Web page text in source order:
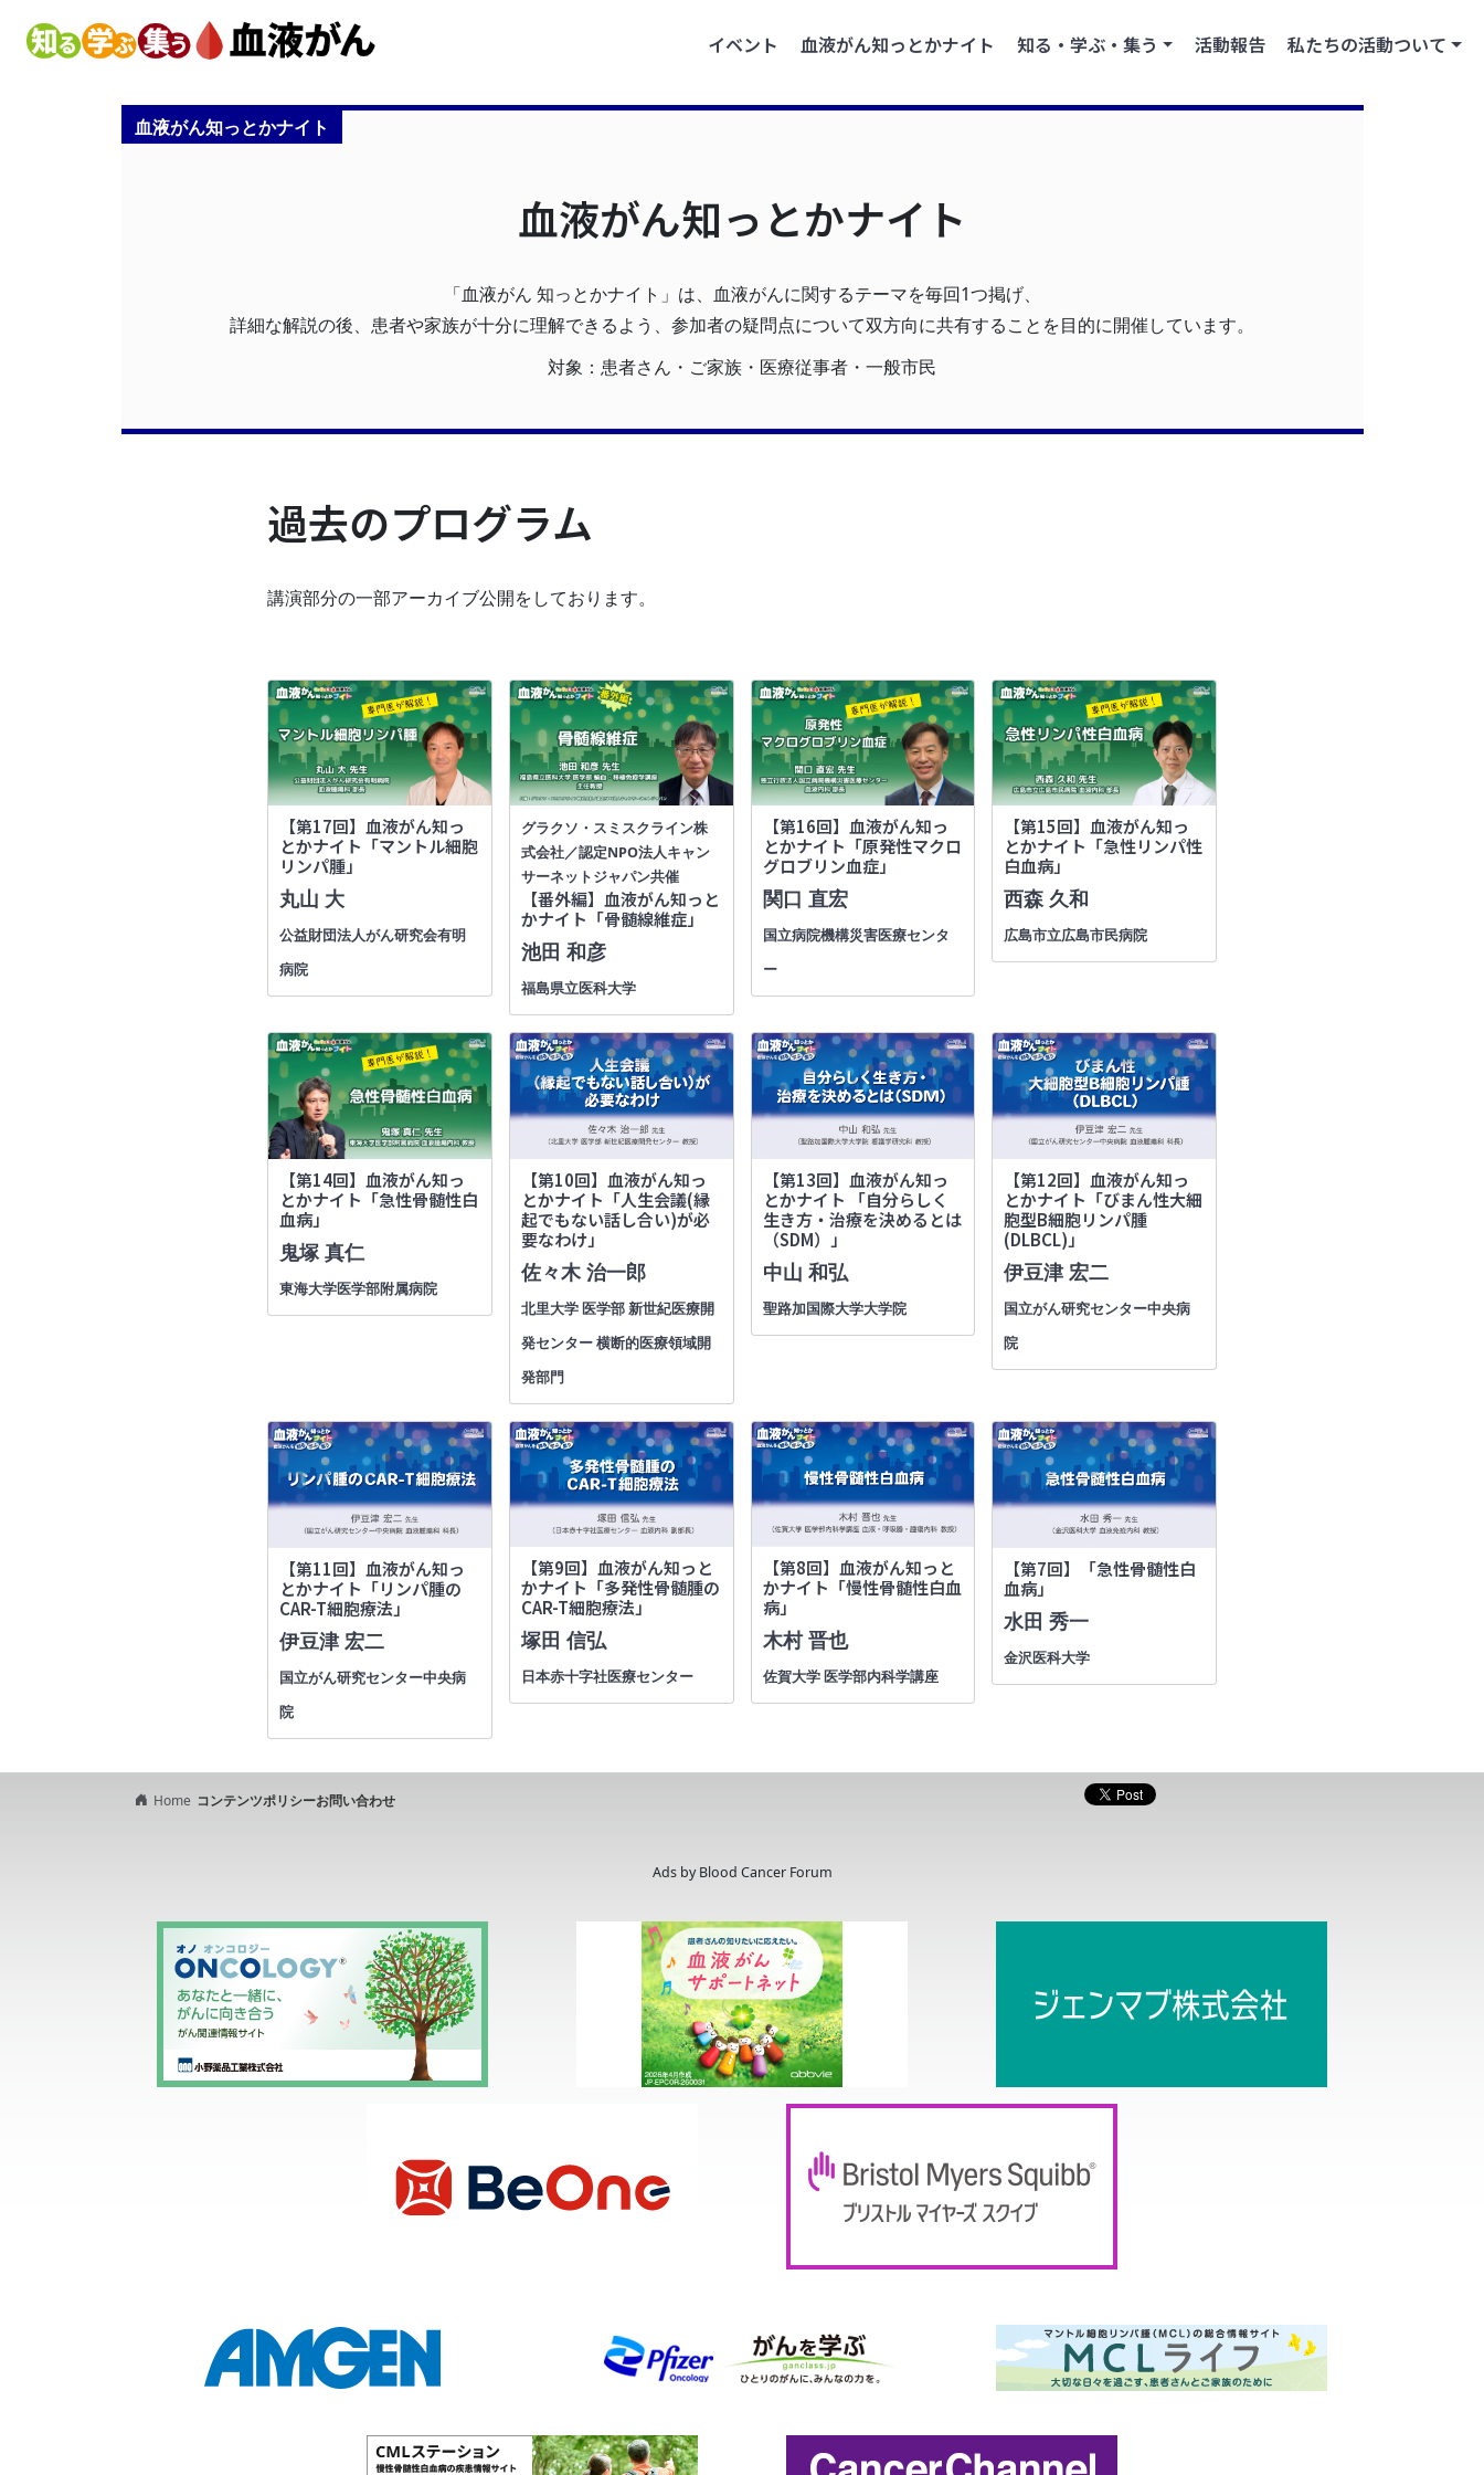
イベント 血液がん知っとかナイト 知る・学ぶ・集う 活動報告 私たちの活動ついて
血液がん知っとかナイト
血液がん知っとかナイト
「血液がん 知っとかナイト」は、血液がんに関するテーマを毎回1つ掲げ、
詳細な解説の後、患者や家族が十分に理解できるよう、参加者の疑問点について双方向に共有することを目的に開催しています。
対象：患者さん・ご家族・医療従事者・一般市民
過去のプログラム
講演部分の一部アーカイブ公開をしております。
【第17回】血液がん知っ
とかナイト「マントル細胞
リンパ腫」
丸山 大
公益財団法人がん研究会有明
病院
グラクソ・スミスクライン株
式会社／認定NPO法人キャン
サーネットジャパン共催
【番外編】血液がん知っと
かナイト「骨髄線維症」
池田 和彦
福島県立医科大学
【第16回】血液がん知っ
とかナイト「原発性マクロ
グロブリン血症」
関口 直宏
国立病院機構災害医療センタ
ー
【第15回】血液がん知っ
とかナイト「急性リンパ性
白血病」
西森 久和
広島市立広島市民病院
【第14回】血液がん知っ
とかナイト「急性骨髄性白
血病」
鬼塚 真仁
東海大学医学部附属病院
【第10回】血液がん知っ
とかナイト「人生会議(縁
起でもない話し合い)が必
要なわけ」
佐々木 治一郎
北里大学 医学部 新世紀医療開
発センター 横断的医療領域開
発部門
【第13回】血液がん知っ
とかナイト 「自分らしく
生き方・治療を決めるとは
（SDM）」
中山 和弘
聖路加国際大学大学院
【第12回】血液がん知っ
とかナイト「びまん性大細
胞型B細胞リンパ腫
(DLBCL)」
伊豆津 宏二
国立がん研究センター中央病
院
【第11回】血液がん知っ
とかナイト「リンパ腫の
CAR-T細胞療法」
伊豆津 宏二
国立がん研究センター中央病
院
【第9回】血液がん知っと
かナイト「多発性骨髄腫の
CAR-T細胞療法」
塚田 信弘
日本赤十字社医療センター
【第8回】血液がん知っと
かナイト「慢性骨髄性白血
病」
木村 晋也
佐賀大学 医学部内科学講座
【第7回】「急性骨髄性白
血病」
水田 秀一
金沢医科大学
Home コンテンツポリシーお問い合わせ
Ads by Blood Cancer Forum